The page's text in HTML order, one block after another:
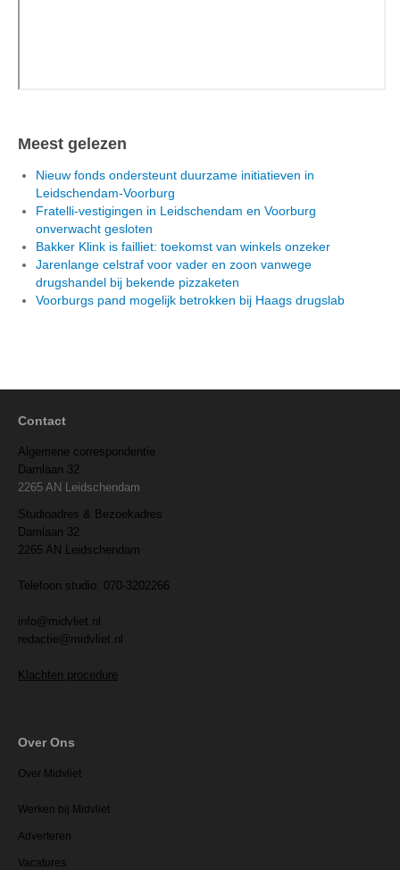
Meest gelezen
Nieuw fonds ondersteunt duurzame initiatieven in
Leidschendam-Voorburg
Fratelli-vestigingen in Leidschendam en Voorburg
onverwacht gesloten
Bakker Klink is failliet: toekomst van winkels onzeker
Jarenlange celstraf voor vader en zoon vanwege
drugshandel bij bekende pizzaketen
Voorburgs pand mogelijk betrokken bij Haags drugslab
Contact
Algemene correspondentie
Damlaan 32
2265 AN Leidschendam
Studioadres & Bezoekadres
Damlaan 32
2265 AN Leidschendam
Telefoon studio: 070-3202266
info@midvliet.nl
redactie@midvliet.nl
Klachten procedure
Over Ons
Over Midvliet
Werken bij Midvliet
Adverteren
Vacatures